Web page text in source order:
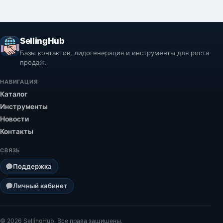
контакты и обратиться к нам за заменой. В
дополнительные контакты.
SellingHub
Базы контактов, лидогенерация и инструменты для роста
продаж.
НАВИГАЦИЯ
Каталог
Инструменты
Новости
Контакты
СВЯЗЬ
Поддержка
Личный кабинет
© 2026 SellingHub. Все права защищены.